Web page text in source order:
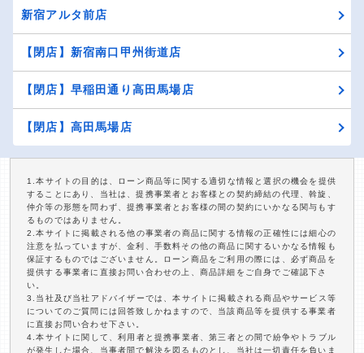
新宿アルタ前店
【閉店】新宿南口甲州街道店
【閉店】早稲田通り高田馬場店
【閉店】高田馬場店
1.本サイトの目的は、ローン商品等に関する適切な情報と選択の機会を提供
することにあり、当社は、提携事業者とお客様との契約締結の代理、斡旋、
仲介等の形態を問わず、提携事業者とお客様の間の契約にいかなる関与もす
るものではありません。
2.本サイトに掲載される他の事業者の商品に関する情報の正確性には細心の
注意を払っていますが、金利、手数料その他の商品に関するいかなる情報も
保証するものではございません。ローン商品をご利用の際には、必ず商品を
提供する事業者に直接お問い合わせの上、商品詳細をご自身でご確認下さ
い。
3.当社及び当社アドバイザーでは、本サイトに掲載される商品やサービス等
についてのご質問には回答致しかねますので、当該商品等を提供する事業者
に直接お問い合わせ下さい。
4.本サイトに関して、利用者と提携事業者、第三者との間で紛争やトラブル
が発生した場合、当事者間で解決を図るものとし、当社は一切責任を負いま